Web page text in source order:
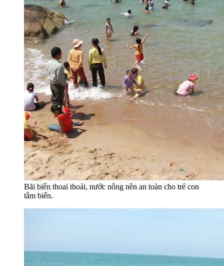
Bãi biển thoai thoải, nước nông nên an toàn cho trẻ con
tắm biển.